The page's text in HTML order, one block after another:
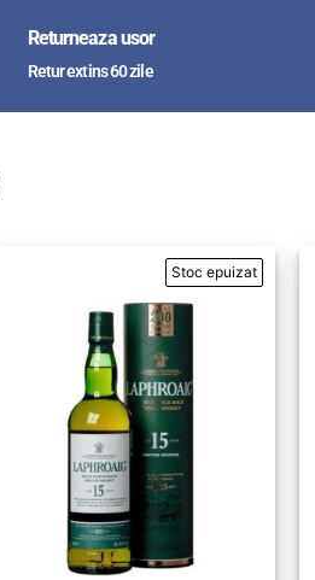
Returneaza usor
Retur extins 60 zile